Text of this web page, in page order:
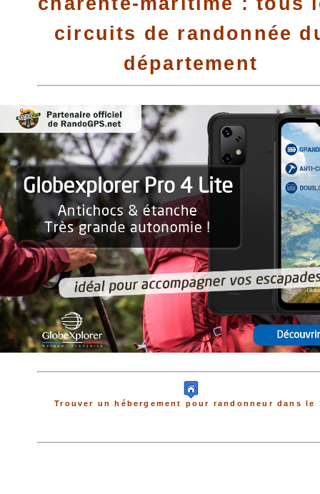
circuits de randonnée
département
Trouver un hébergement pour randonneur dans le